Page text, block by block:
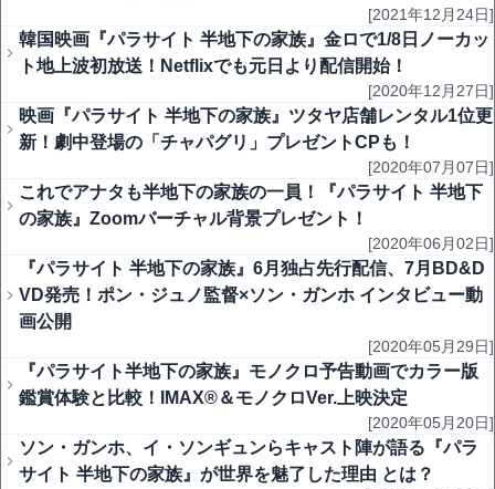
[2021年12月24日]
韓国映画『パラサイト 半地下の家族』金ロで1/8日ノーカッ
ト地上波初放送！Netflixでも元日より配信開始！
[2020年12月27日]
映画『パラサイト 半地下の家族』ツタヤ店舗レンタル1位更
新！劇中登場の「チャパグリ」プレゼントCPも！
[2020年07月07日]
これでアナタも半地下の家族の一員！『パラサイト 半地下
の家族』Zoomバーチャル背景プレゼント！
[2020年06月02日]
『パラサイト 半地下の家族』6月独占先行配信、7月BD&D
VD発売！ポン・ジュノ監督×ソン・ガンホ インタビュー動
画公開
[2020年05月29日]
『パラサイト半地下の家族』モノクロ予告動画でカラー版
鑑賞体験と比較！IMAX®＆モノクロVer.上映決定
[2020年05月20日]
ソン・ガンホ、イ・ソンギュンらキャスト陣が語る『パラ
サイト 半地下の家族』が世界を魅了した理由 とは？